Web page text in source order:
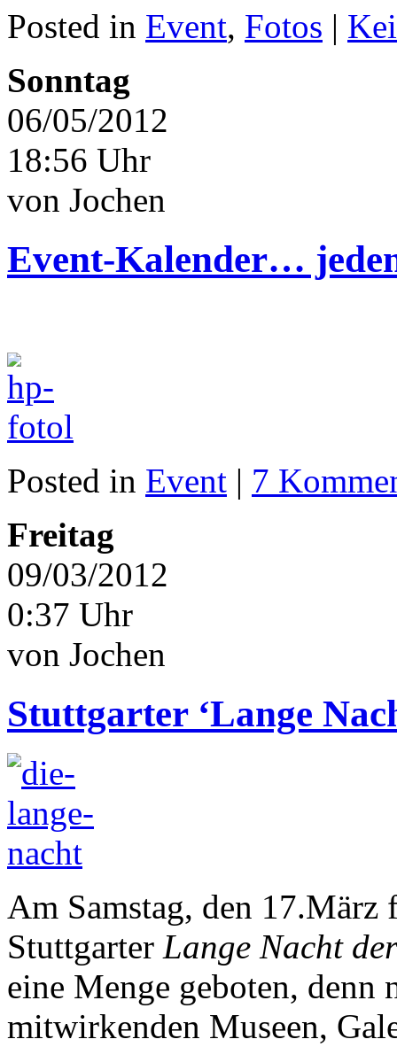
Posted in Event, Fotos |
Sonntag
06/05/2012
18:56 Uhr
von Jochen
Event-Kalender…
Posted in Event | 7
Freitag
09/03/2012
0:37 Uhr
von Jochen
Stuttgarter ‘Lange
Am Samstag, den 17.März
Stuttgarter Lange Nacht
eine Menge geboten,
mitwirkenden Museen,